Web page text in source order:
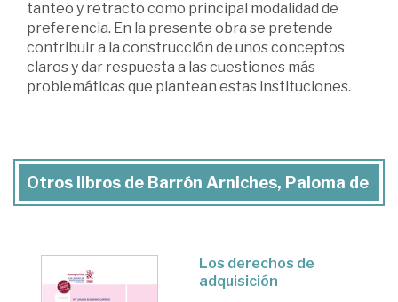
tanteo y retracto como principal modalidad de
preferencia. En la presente obra se pretende
contribuir a la construcción de unos conceptos
claros y dar respuesta a las cuestiones más
problemáticas que plantean estas instituciones.
Otros libros de Barrón Arniches, Paloma de
Los derechos de
adquisición